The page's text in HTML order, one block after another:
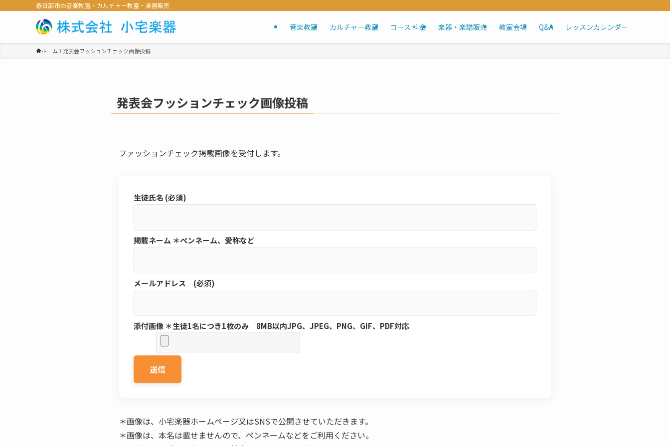
春日部市の音楽教室・カルチャー教室・楽器販売
音楽教室 カルチャー教室 コース 料金 楽器・楽譜販売 教室会場 Q&A レッスンカレンダー
ホーム 発表会フッションチェック画像投稿
発表会フッションチェック画像投稿
ファッションチェック掲載画像を受付します。
生徒氏名 (必須)
掲載ネーム ＊ペンネーム、愛称など
メールアドレス (必須)
添付画像 ＊生徒1名につき1枚のみ 8MB以内JPG、JPEG、PNG、GIF、PDF対応
＊画像は、小宅楽器ホームページ又はSNSで公開させていただきます。
＊画像は、本名は載せませんので、ペンネームなどをご利用ください。